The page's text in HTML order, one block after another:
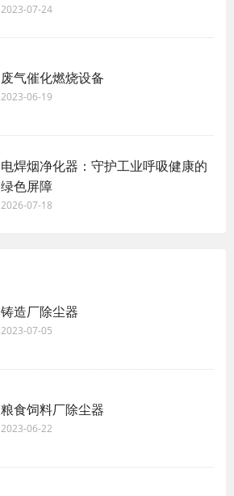
2023-07-24
废气催化燃烧设备
2023-06-19
电焊烟净化器：守护工业呼吸健康的
绿色屏障
2026-07-18
铸造厂除尘器
2023-07-05
粮食饲料厂除尘器
2023-06-22